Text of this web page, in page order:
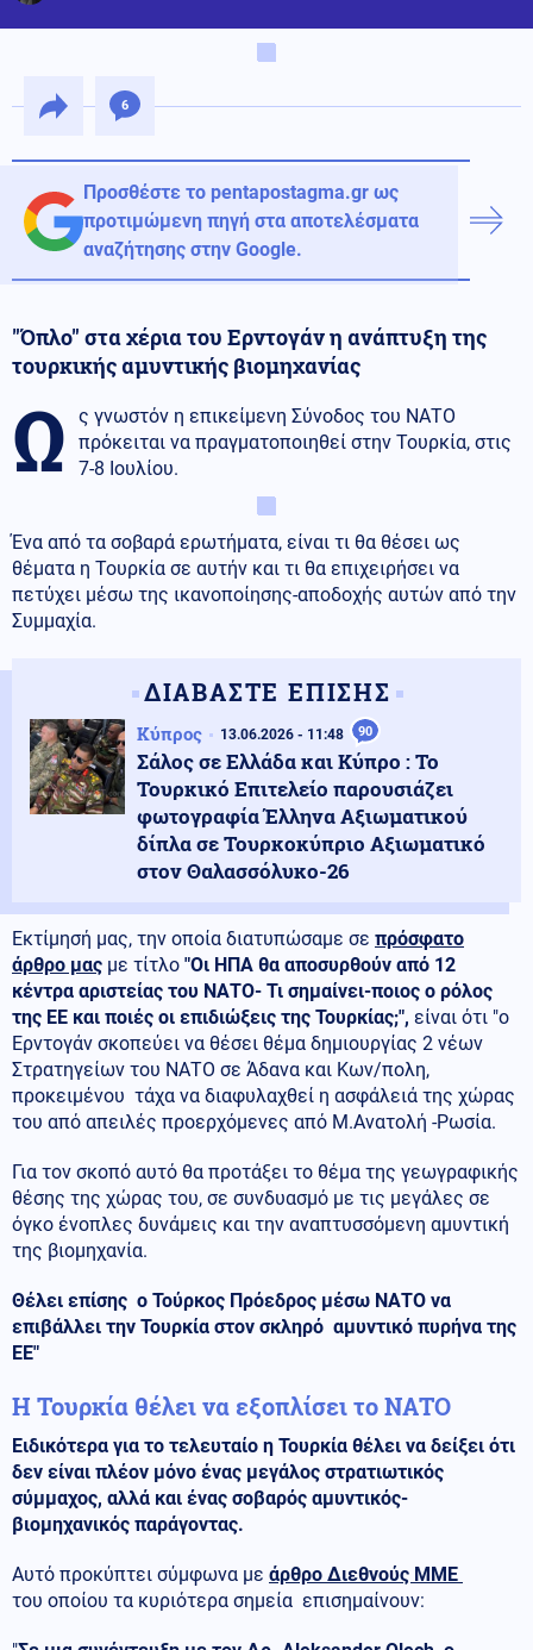
6
Προσθέστε το pentapostagma.gr ως
προτιμώμενη πηγή στα αποτελέσματα
αναζήτησης στην Google.
"Όπλο" στα χέρια του Ερντογάν η ανάπτυξη της
τουρκικής αμυντικής βιομηχανίας
Ω
ς γνωστόν η επικείμενη Σύνοδος του ΝΑΤΟ
πρόκειται να πραγματοποιηθεί στην Τουρκία, στις
7-8 Ιουλίου.
Ένα από τα σοβαρά ερωτήματα, είναι τι θα θέσει ως
θέματα η Τουρκία σε αυτήν και τι θα επιχειρήσει να
πετύχει μέσω της ικανοποίησης-αποδοχής αυτών από την
Συμμαχία.
ΔΙΑΒΑΣΤΕ ΕΠΙΣΗΣ
Κύπρος 13.06.2026 - 11:48 90
Σάλος σε Ελλάδα και Κύπρο : Το
Τουρκικό Επιτελείο παρουσιάζει
φωτογραφία Έλληνα Αξιωματικού
δίπλα σε Τουρκοκύπριο Αξιωματικό
στον Θαλασσόλυκο-26
Εκτίμησή μας, την οποία διατυπώσαμε σε πρόσφατο
άρθρο μας με τίτλο "Οι ΗΠΑ θα αποσυρθούν από 12
κέντρα αριστείας του ΝΑΤΟ- Τι σημαίνει-ποιος ο ρόλος
της ΕΕ και ποιές οι επιδιώξεις της Τουρκίας;", είναι ότι "ο
Ερντογάν σκοπεύει να θέσει θέμα δημιουργίας 2 νέων
Στρατηγείων του ΝΑΤΟ σε Άδανα και Κων/πολη,
προκειμένου τάχα να διαφυλαχθεί η ασφάλειά της χώρας
του από απειλές προερχόμενες από Μ.Ανατολή -Ρωσία.
Για τον σκοπό αυτό θα προτάξει το θέμα της γεωγραφικής
θέσης της χώρας του, σε συνδυασμό με τις μεγάλες σε
όγκο ένοπλες δυνάμεις και την αναπτυσσόμενη αμυντική
της βιομηχανία.
Θέλει επίσης ο Τούρκος Πρόεδρος μέσω ΝΑΤΟ να
επιβάλλει την Τουρκία στον σκληρό αμυντικό πυρήνα της
ΕΕ"
Η Τουρκία θέλει να εξοπλίσει το ΝΑΤΟ
Ειδικότερα για το τελευταίο η Τουρκία θέλει να δείξει ότι
δεν είναι πλέον μόνο ένας μεγάλος στρατιωτικός
σύμμαχος, αλλά και ένας σοβαρός αμυντικός-
βιομηχανικός παράγοντας.
Αυτό προκύπτει σύμφωνα με άρθρο Διεθνούς ΜΜΕ
του οποίου τα κυριότερα σημεία επισημαίνουν: